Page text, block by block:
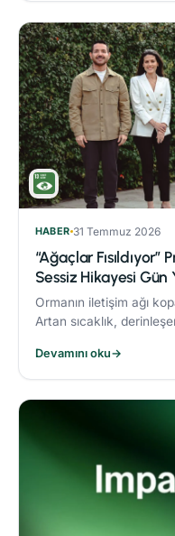
HABER 31 Temmuz 2026
“Ağaçlar Fısıldıyor”
Sessiz Hikayesi Gün
Ormanın iletişim ağı
Artan sıcaklık,
getiriyor.
Devamını oku→